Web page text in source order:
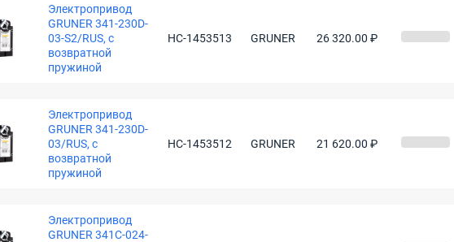
Электропривод
GRUNER 341-230D-
03-S2/RUS, с
возвратной
пружиной
НС-1453513 GRUNER 26 320.00 ₽
Электропривод
GRUNER 341-230D-
03/RUS, с
возвратной
пружиной
НС-1453512 GRUNER 21 620.00 ₽
Электропривод
GRUNER 341C-024-